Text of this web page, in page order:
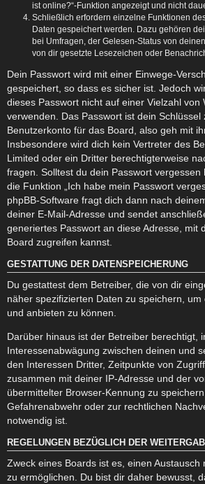
ist online?“-Funktion angezeigt und nicht
Schließlich erfordern einzelne Funktionen
Daten gespeichert werden. Dazu gehören
bei Umfragen, der Gelesen-Status von
von dir gesetzte Lesezeichen oder
Dein Passwort wird mit einer Einwege-
gespeichert, so dass es sicher ist. Jedoch
dieses Passwort nicht auf einer Vielzahl von
verwenden. Das Passwort ist dein Schlüssel
Benutzerkonto für das Board, also geh mit
Insbesondere wird dich kein Vertreter des
Limited oder ein Dritter berechtigterweise
fragen. Solltest du dein Passwort vergessen
die Funktion „Ich habe mein Passwort
phpBB-Software fragt dich dann nach
deiner E-Mail-Adresse und sendet
generiertes Passwort an diese Adresse, mit
Board zugreifen kannst.
GESTATTUNG DER DATENSPEICHERUNG
Du gestattest dem Betreiber, die von dir
näher spezifizierten Daten zu speichern,
und anbieten zu können.
Darüber hinaus ist der Betreiber berechtigt,
Interessenabwägung zwischen deinen und
den Interessen Dritter, Zeitpunkte von
zusammen mit deiner IP-Adresse und der
übermittelter Browser-Kennung zu
Gefahrenabwehr oder zur rechtlichen
notwendig ist.
REGELUNGEN BEZÜGLICH DER
Zweck eines Boards ist es, einen Austausch
zu ermöglichen. Du bist dir daher bewusst,